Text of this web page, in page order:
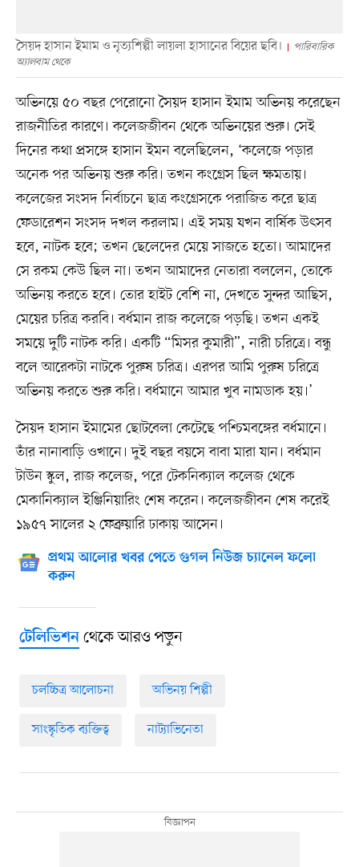
সৈয়দ হাসান ইমাম ও নৃত্যশিল্পী লায়লা হাসানের বিয়ের ছবি।
পারিবারিক
অ্যালবাম থেকে
অভিনয়ে ৫০ বছর পেরোনো সৈয়দ হাসান ইমাম অভিনয় করেছেন
রাজনীতির কারণে। কলেজজীবন থেকে অভিনয়ের শুরু। সেই
দিনের কথা প্রসঙ্গে হাসান ইমন বলেছিলেন, ‘কলেজে পড়ার
অনেক পর অভিনয় শুরু করি। তখন কংগ্রেস ছিল ক্ষমতায়।
কলেজের সংসদ নির্বাচনে ছাত্র কংগ্রেসকে পরাজিত করে ছাত্র
ফেডারেশন সংসদ দখল করলাম। এই সময় যখন বার্ষিক উৎসব
হবে, নাটক হবে; তখন ছেলেদের মেয়ে সাজতে হতো। আমাদের
সে রকম কেউ ছিল না। তখন আমাদের নেতারা বললেন, তোকে
অভিনয় করতে হবে। তোর হাইট বেশি না, দেখতে সুন্দর আছিস,
মেয়ের চরিত্র করবি। বর্ধমান রাজ কলেজে পড়ছি। তখন একই
সময়ে দুটি নাটক করি। একটি “মিসর কুমারী”, নারী চরিত্রে। বন্ধু
বলে আরেকটা নাটকে পুরুষ চরিত্র। এরপর আমি পুরুষ চরিত্রে
অভিনয় করতে শুরু করি। বর্ধমানে আমার খুব নামডাক হয়।’
সৈয়দ হাসান ইমামের ছোটবেলা কেটেছে পশ্চিমবঙ্গের বর্ধমানে।
তাঁর নানাবাড়ি ওখানে। দুই বছর বয়সে বাবা মারা যান। বর্ধমান
টাউন স্কুল, রাজ কলেজ, পরে টেকনিক্যাল কলেজ থেকে
মেকানিক্যাল ইঞ্জিনিয়ারিং শেষ করেন। কলেজজীবন শেষ করেই
১৯৫৭ সালের ২ ফেব্রুয়ারি ঢাকায় আসেন।
প্রথম আলোর খবর পেতে গুগল নিউজ চ্যানেল ফলো
করুন
টেলিভিশনথেকে আরও পড়ুন
চলচ্চিত্র আলোচনা অভিনয় শিল্পী
সাংস্কৃতিক ব্যক্তিত্ব নাট্যাভিনেতা